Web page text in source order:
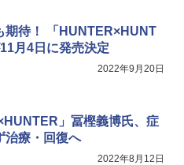
期待！ 「HUNTER×HUNT
月4日に発売決定
2022年9月20日
」冨樫義博氏、症
治療・回復へ
2022年8月12日